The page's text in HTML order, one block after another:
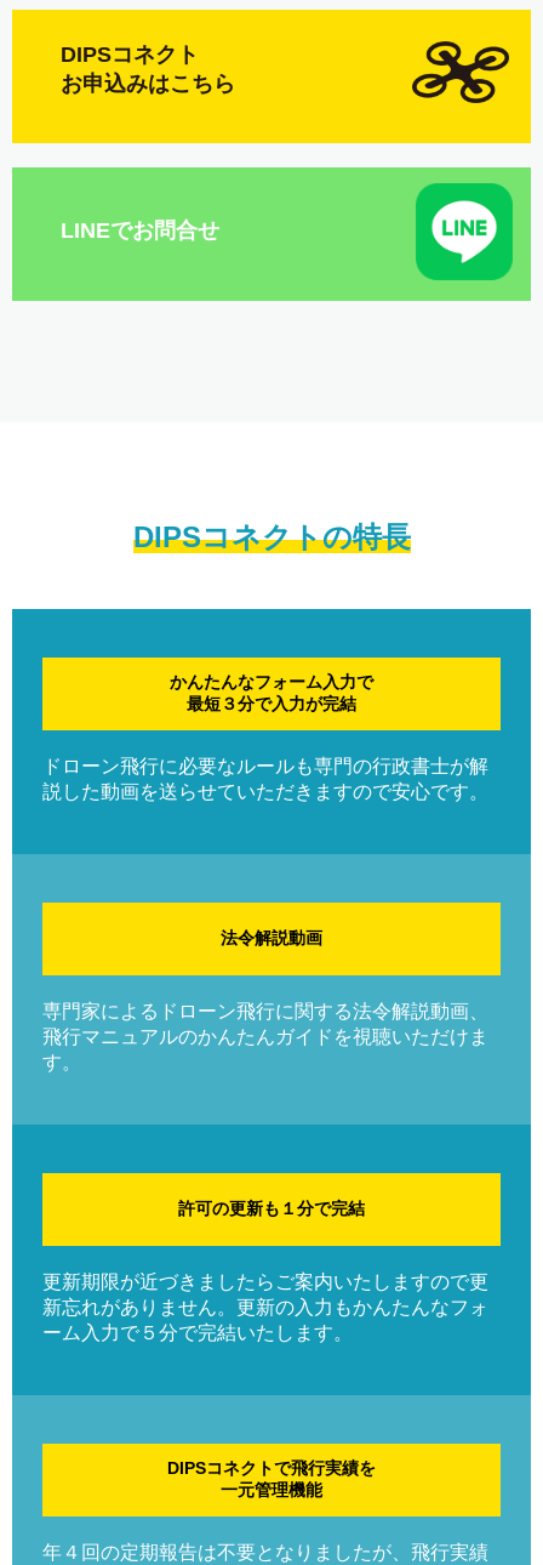
DIPSコネクト
お申込みはこちら
LINEでお問合せ
DIPSコネクトの特長
かんたんなフォーム入力で
最短３分で入力が完結
ドローン飛行に必要なルールも専門の行政書士が解
説した動画を送らせていただきますので安心です。
法令解説動画
専門家によるドローン飛行に関する法令解説動画、
飛行マニュアルのかんたんガイドを視聴いただけま
す。
許可の更新も１分で完結
更新期限が近づきましたらご案内いたしますので更
新忘れがありません。更新の入力もかんたんなフォ
ーム入力で５分で完結いたします。
DIPSコネクトで飛行実績を
一元管理機能
年４回の定期報告は不要となりましたが、飛行実績